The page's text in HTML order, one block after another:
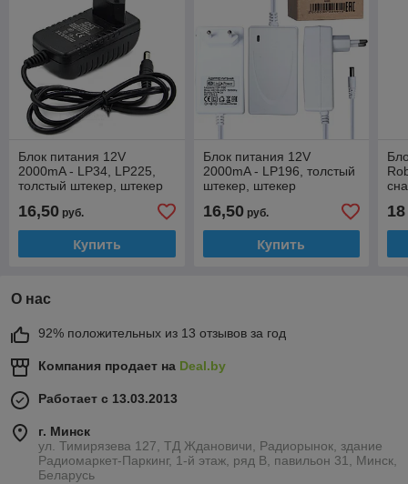
Блок питания 12V
2000mA - LP34, LP225,
толстый штекер, штекер
(подходит для ресивера
ZALA)
16,50 руб.
Купить
Блок питания 12V
2000mA - LP196, толстый
штекер, штекер
16,50руб.
Купить
18
О нас
92% положительных из 13 отзывов за год
Компания продает на Deal.by
Работает с 13.03.2013
г. Минск
ул. Тимирязева 127, ТД Ждановичи, Радиорынок, здание
Радиомаркет-Паркинг, 1-й этаж, ряд В, павильон 31, Минск,
Беларусь